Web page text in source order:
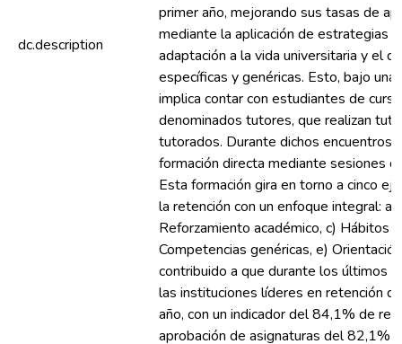
dc.description
primer año, mejorando sus tasas de
mediante la aplicación de estrategias
adaptación a la vida universitaria y el
específicas y genéricas. Esto, bajo
implica contar con estudiantes de
denominados tutores, que realizan
tutorados. Durante dichos encuentros
formación directa mediante sesiones
Esta formación gira en torno a cinco
la retención con un enfoque integral: a)
Reforzamiento académico, c) Hábitos
Competencias genéricas, e)
contribuido a que durante los últimos
las instituciones líderes en retención
año, con un indicador del 84,1% de
aprobación de asignaturas del 82,1%